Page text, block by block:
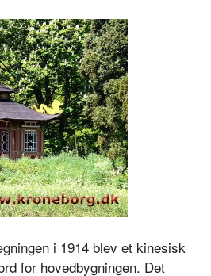
i 1914 blev et kinesisk
for hovedbygningen. Det